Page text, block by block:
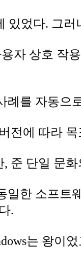
있었다. 그
자 상호 작
례를 자동으
전에 따라
준 단일 문
일한 소프트
.
는 왕이었